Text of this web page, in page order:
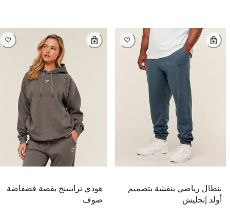
بنطال رياضي بنقشة بتصميم
أولد إنجليش
هودي تراينينج بقصة فضفاضة
صوف